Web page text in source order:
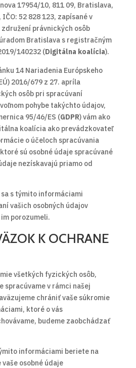
17954/10, 811 09, Bratislava,
52 828 123, zapísané v
právnických osôb
Bratislava s registračným
140232 (Digitálna koalícia).
14 Nariadenia Európskeho
2016/679 z 27. apríla
osôb pri spracúvaní
pohybe takýchto údajov,
95/46/ES (GDPR) vám ako
koalícia ako prevádzkovateľ
o účeloch spracúvania
sú osobné údaje spracúvané
nezískavajú priamo od
s týmito informáciami
vašich osobných údajov
porozumeli.
K OCHRANE
všetkých fyzických osôb,
spracúvame v rámci našej
chrániť vaše súkromie
ktoré o vás
budeme zaobchádzať
informáciami beriete na
osobné údaje